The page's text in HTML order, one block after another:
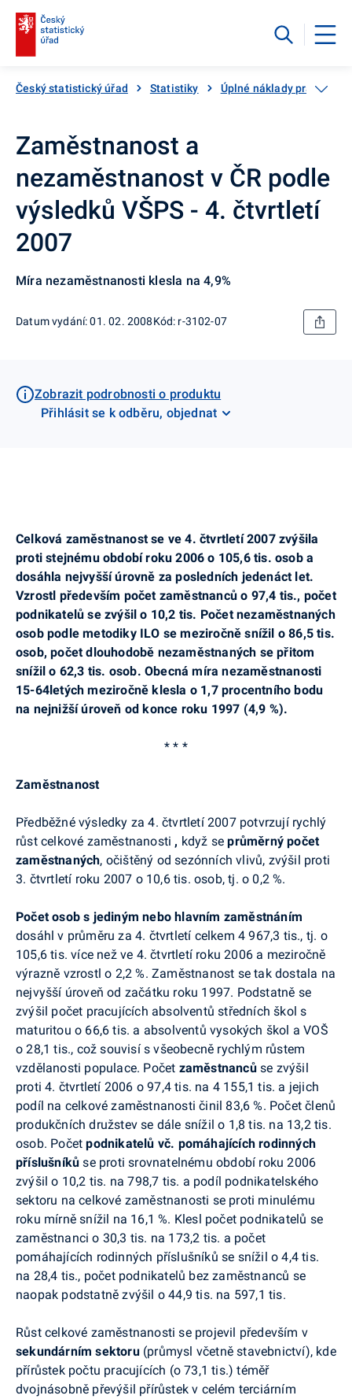
Český statistický úřad Statistiky Úplné náklady práce
Zaměstnanost a
nezaměstnanost v ČR podle
výsledků VŠPS - 4. čtvrtletí
2007
Míra nezaměstnanosti klesla na 4,9%
Datum vydání: 01. 02. 2008Kód: r-3102-07
Zobrazit podrobnosti o produktu
Přihlásit se k odběru, objednat
Celková zaměstnanost se ve 4. čtvrtletí 2007 zvýšila
proti stejnému období roku 2006 o 105,6 tis. osob a
dosáhla nejvyšší úrovně za posledních jedenáct let.
Vzrostl především počet zaměstnanců o 97,4 tis., počet
podnikatelů se zvýšil o 10,2 tis. Počet nezaměstnaných
osob podle metodiky ILO se meziročně snížil o 86,5 tis.
osob, počet dlouhodobě nezaměstnaných se přitom
snížil o 62,3 tis. osob. Obecná míra nezaměstnanosti
15-64letých meziročně klesla o 1,7 procentního bodu
na nejnižší úroveň od konce roku 1997 (4,9 %).
* * *
Zaměstnanost
Předběžné výsledky za 4. čtvrtletí 2007 potvrzují rychlý
růst celkové zaměstnanosti , když seprůměrný počet
zaměstnaných, očištěný od sezónních vlivů, zvýšil proti
3. čtvrtletí roku 2007 o 10,6 tis. osob, tj. o 0,2 %.
Počet osob s jediným nebo hlavním zaměstnáním
dosáhl v průměru za 4. čtvrtletí celkem 4 967,3 tis., tj. o
105,6 tis. více než ve 4. čtvrtletí roku 2006 a meziročně
výrazně vzrostl o 2,2 %. Zaměstnanost se tak dostala na
nejvyšší úroveň od začátku roku 1997. Podstatně se
zvýšil počet pracujících absolventů středních škol s
maturitou o 66,6 tis. a absolventů vysokých škol a VOŠ
o 28,1 tis., což souvisí s všeobecně rychlým růstem
vzdělanosti populace. Počet zaměstnancůse zvýšil
proti 4. čtvrtletí 2006 o 97,4 tis. na 4 155,1 tis. a jejich
podíl na celkové zaměstnanosti činil 83,6 %. Počet členů
produkčních družstev se dále snížil o 1,8 tis. na 13,2 tis.
osob. Početpodnikatelů vč. pomáhajících rodinných
příslušníkůse proti srovnatelnému období roku 2006
zvýšil o 10,2 tis. na 798,7 tis. a podíl podnikatelského
sektoru na celkové zaměstnanosti se proti minulému
roku mírně snížil na 16,1 %. Klesl počet podnikatelů se
zaměstnanci o 30,3 tis. na 173,2 tis. a počet
pomáhajících rodinných příslušníků se snížil o 4,4 tis.
na 28,4 tis., počet podnikatelů bez zaměstnanců se
naopak podstatně zvýšil o 44,9 tis. na 597,1 tis.
Růst celkové zaměstnanosti se projevil především v
sekundárním sektoru (průmysl včetně stavebnictví), kde
přírůstek počtu pracujících (o 73,1 tis.) téměř
dvojnásobně převýšil přírůstek v celém terciárním